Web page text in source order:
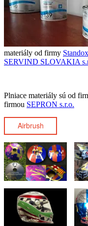
materiály od firmy Standox
SERVIND SLOVAKIA
Plniace materiály sú od
firmou SEPRON s.r.o.
Airbrush